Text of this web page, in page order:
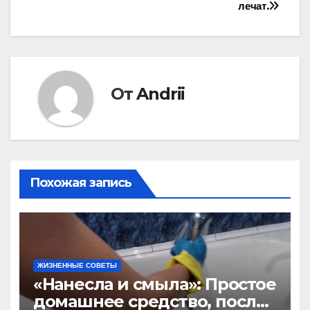
лечат.
ОтAndrii
Похожая запись
ЖИЗНЕННЫЕ СОВЕТЫ
«Нанесла и смыла»: Простое
домашнее средство, после